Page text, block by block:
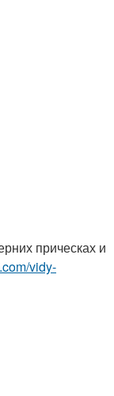
прическах и
vidy-